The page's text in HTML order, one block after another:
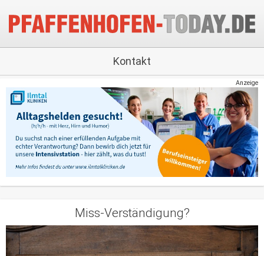
Kontakt
Anzeige
Miss-Verständigung?